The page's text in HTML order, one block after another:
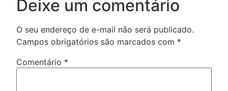
Deixe um comentário
O seu endereço de e-mail não será publicado.
Campos obrigatórios são marcados com *
Comentário *